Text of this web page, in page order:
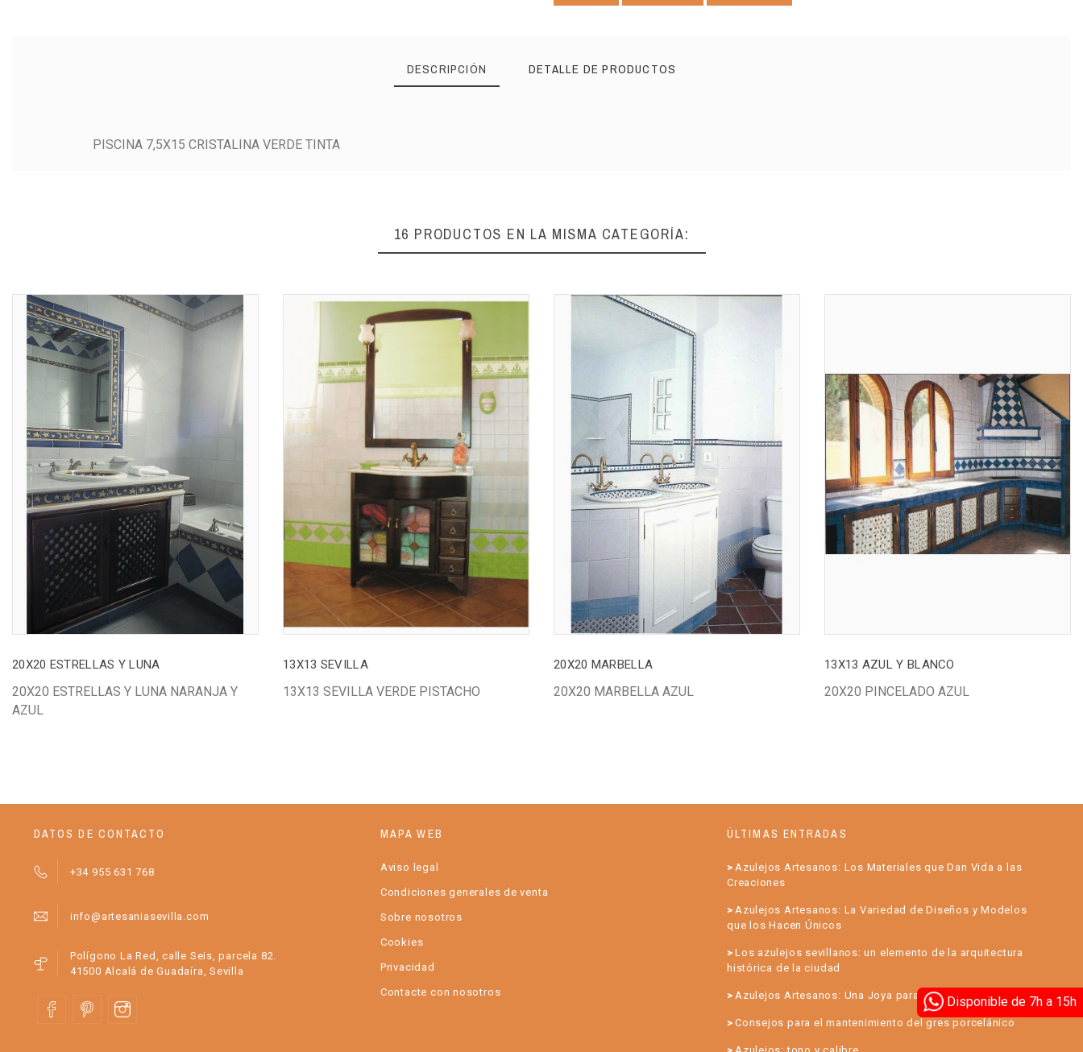
Disponible de 7h a 15h
DESCRIPCIÓN DETALLE DE PRODUCTOS
PISCINA 7,5X15 CRISTALINA VERDE TINTA
16 PRODUCTOS EN LA MISMA CATEGORÍA:
20X20 ESTRELLAS Y LUNA
20X20 ESTRELLAS Y LUNA NARANJA Y
AZUL
13X13 SEVILLA
13X13 SEVILLA VERDE PISTACHO
20X20 MARBELLA
20X20 MARBELLA AZUL
13X13 AZUL Y BLANCO
20X20 PINCELADO AZUL
DATOS DE CONTACTO
+34 955 631 768
info@artesaniasevilla.com
Polígono La Red, calle Seis, parcela 82.
41500 Alcalá de Guadaíra, Sevilla
MAPA WEB
Aviso legal
Condiciones generales de venta
Sobre nosotros
Cookies
Privacidad
Contacte con nosotros
ÚLTIMAS ENTRADAS
Azulejos Artesanos: Los Materiales que Dan Vida a las
Creaciones
Azulejos Artesanos: La Variedad de Diseños y Modelos
que los Hacen Únicos
Los azulejos sevillanos: un elemento de la arquitectura
histórica de la ciudad
Azulejos Artesanos: Una Joya para su Hogar
Consejos para el mantenimiento del gres porcelánico